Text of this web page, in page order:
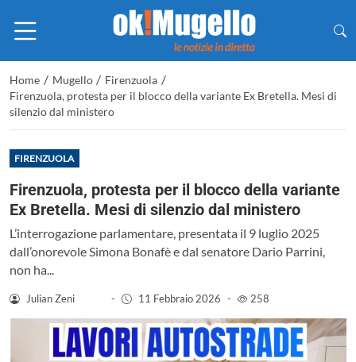
Home / Mugello / Firenzuola /
Firenzuola, protesta per il blocco della variante Ex Bretella. Mesi di
silenzio dal ministero
FIRENZUOLA
Firenzuola, protesta per il blocco della variante
Ex Bretella. Mesi di silenzio dal ministero
L’interrogazione parlamentare, presentata il 9 luglio 2025
dall’onorevole Simona Bonafè e dal senatore Dario Parrini,
non ha...
Julian Zeni - 11 Febbraio 2026 - 258